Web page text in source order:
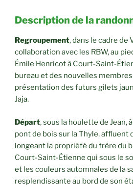
Description de la
Regroupement, dans le cadre de
collaboration avec les RBW, au
Émile Henricot à Court-Saint-
bureau et des nouvelles
présentation des futurs gilets
Jaja.
Départ, sous la houlette de Jean,
pont de bois sur la Thyle, affluent
longeant la propriété du frère du
Court-Saint-Étienne qui sous le
et les couleurs automnales de la
resplendissante au bord de son